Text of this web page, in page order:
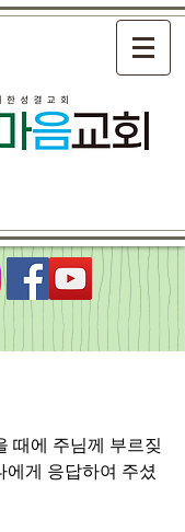
때에 주님께 부르짖
게 응답하여 주셨